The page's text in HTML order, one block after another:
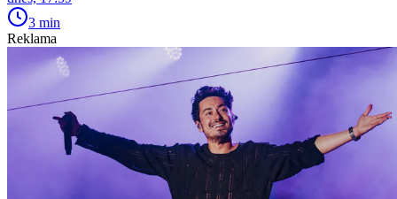
3 min
Reklama